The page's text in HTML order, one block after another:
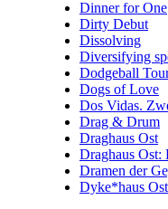
Dinner for One
Dirty Debut
Dissolving
Diversifying
Dodgeball
Dogs of Love
Dos Vidas.
Drag & Drum
Draghaus Ost
Draghaus Ost:
Dramen der
Dyke*haus